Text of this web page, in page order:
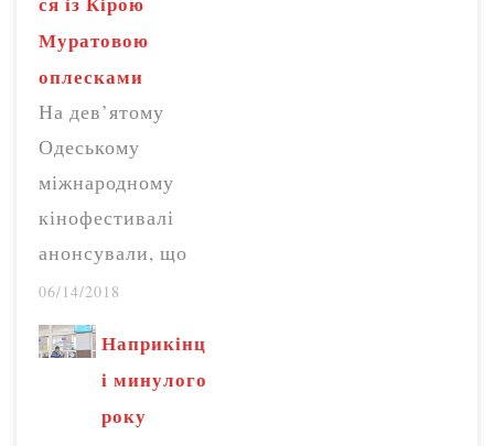
Ганна Безлюдна в
ході онлайн-
конференції. “Ми
запустили
виробництво
кількох нових
серіалів. На жаль,
ми не можемо за
кілька місяців
зняти тисячу
годин серіалів…
Муратовою
оплесками
На дев’ятому
Одеському
міжнародному
кінофестивалі
анонсували, що
покажуть один з
фільмів одеського
режисера Кіри
Муратової, яка
померла 6 червня.
06/14/2018
Наприкінц
і минулого
року